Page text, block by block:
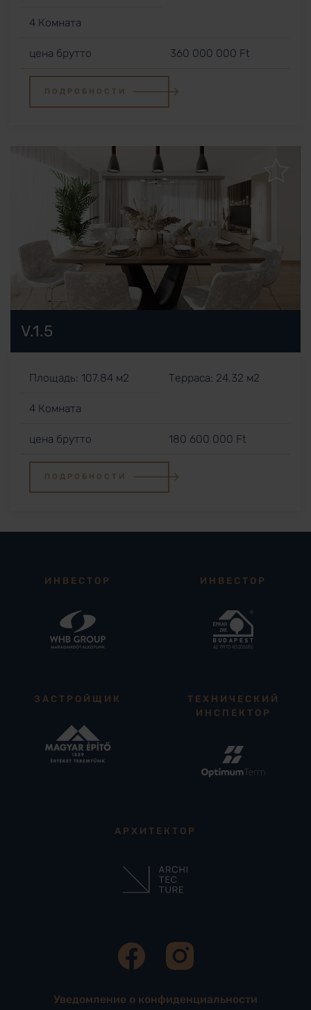
4 Комната
цена брутто 360 000 000 Ft
ПОДРОБНОСТИ
V.1.5
Площадь: 107.84 м2 Терраса: 24.32 м2
4 Комната
цена брутто 180 600 000 Ft
ПОДРОБНОСТИ
ИНВЕСТОР ИНВЕСТОР
ЗАСТРОЙЩИК
ТЕХНИЧЕСКИЙ
ИНСПЕКТОР
АРХИТЕКТОР
Уведомление о конфиденциальности